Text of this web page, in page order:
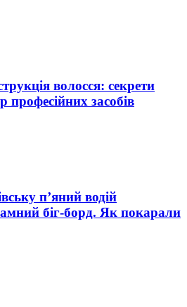
волосся: секрети
професійних засобів
п’яний водій
біг-борд. Як покарали